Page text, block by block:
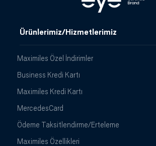
Ürünlerimiz/Hizmetlerimiz
Maximiles Özel İndirimler
Business Kredi Kartı
Maximiles Kredi Kartı
MercedesCard
Ödeme Taksitlendirme/Erteleme
Maximiles Özellikleri